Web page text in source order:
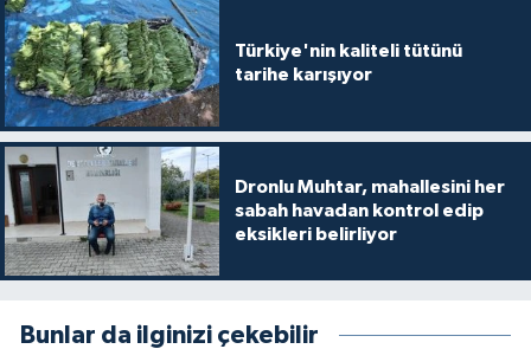
Türkiye'nin kaliteli tütünü
tarihe karışıyor
Dronlu Muhtar, mahallesini her
sabah havadan kontrol edip
eksikleri belirliyor
Bunlar da ilginizi çekebilir